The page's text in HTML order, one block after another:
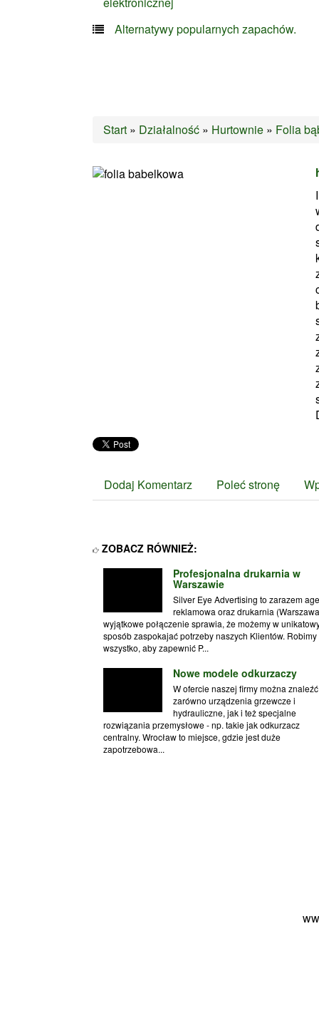
Alternatywy popularnych zapachów.
Start » Działalność » Hurtownie » Folia
Dodaj Komentarz Poleć stronę
ZOBACZ RÓWNIEŻ:
Profesjonalna drukarnia w
Warszawie
Silver Eye Advertising to zarazem
reklamowa oraz drukarnia
wyjątkowe połączenie sprawia, że możemy w
sposób zaspokajać potrzeby naszych Klientów. Robimy
wszystko, aby zapewnić P...
Nowe modele odkurzaczy
W ofercie naszej firmy można znaleźć
zarówno urządzenia grzewcze i
hydrauliczne, jak i też specjalne
rozwiązania przemysłowe - np. takie jak odkurzacz
centralny. Wrocław to miejsce, gdzie jest duże
zapotrzebowa...